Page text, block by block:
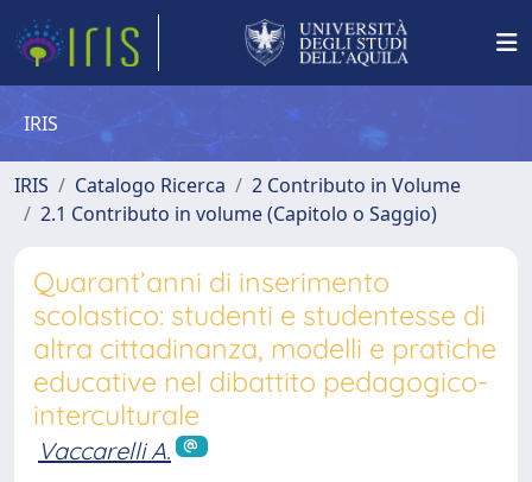
IRIS
IRIS Catalogo Ricerca
2 Contributo in Volume
2.1 Contributo in volume (Capitolo o Saggio)
Quarant’anni di inserimento
scolastico: studenti e studentesse di
altra cittadinanza, modelli e pratiche
educative nel dibattito pedagogico-
interculturale
Vaccarelli A.